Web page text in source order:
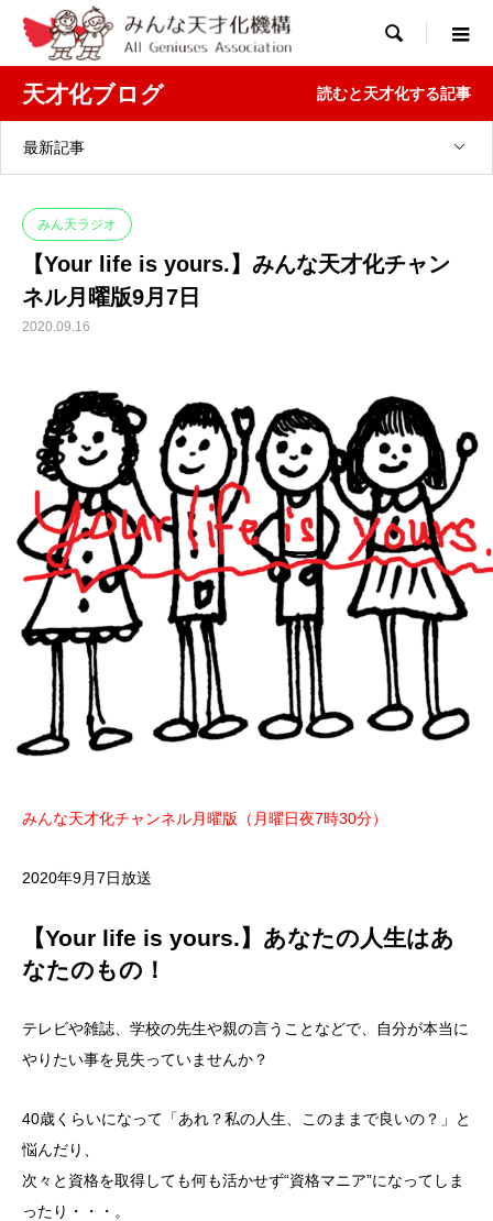

天才化ブログ 読むと天才化する記事
最新記事
みん天ラジオ
【Your life is yours.】みんな天才化チャン
ネル月曜版9月7日
2020.09.16
みんな天才化チャンネル月曜版（月曜日夜7時30分）
2020年9月7日放送
【Your life is yours.】あなたの人生はあ
なたのもの！
テレビや雑誌、学校の先生や親の言うことなどで、自分が本当に
やりたい事を見失っていませんか？
40歳くらいになって「あれ？私の人生、このままで良いの？」と
悩んだり、
次々と資格を取得しても何も活かせず“資格マニア”になってしま
ったり・・・。